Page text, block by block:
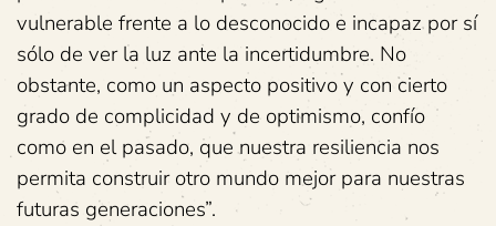
vulnerable frente a lo desconocido e incapaz por sí
sólo de ver la luz ante la incertidumbre. No
obstante, como un aspecto positivo y con cierto
grado de complicidad y de optimismo, confío
como en el pasado, que nuestra resiliencia nos
permita construir otro mundo mejor para nuestras
futuras generaciones”.